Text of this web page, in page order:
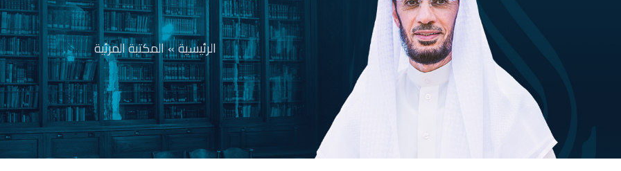
الرئيسية المكتبة المرئية